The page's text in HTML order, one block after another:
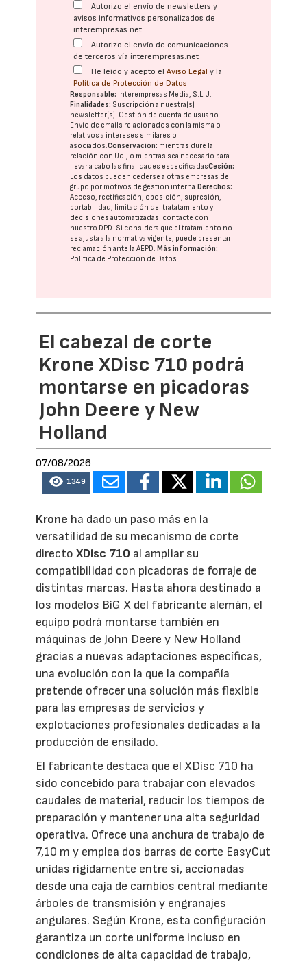
Autorizo el envío de newsletters y
avisos informativos personalizados de
interempresas.net
Autorizo el envío de comunicaciones
de terceros vía interempresas.net
He leído y acepto elAviso Legal y la
Política de Protección de Datos
Responsable: Interempresas Media, S.L.U.
Finalidades: Suscripción a nuestra(s)
newsletter(s). Gestión de cuenta de usuario.
Envío de emails relacionados con la misma o
relativos a intereses similares o
asociados.Conservación: mientras dure la
relación con Ud., o mientras sea necesario para
llevar a cabo las finalidades especificadasCesión:
Los datos pueden cederse a otras empresas del
grupo por motivos de gestión interna.Derechos:
Acceso, rectificación, oposición, supresión,
portabilidad, limitación del tratatamiento y
decisiones automatizadas: contacte con
nuestro DPD. Si considera que el tratamiento no
se ajusta a la normativa vigente, puede presentar
reclamación ante laAEPD.Más información:
Política de Protección de Datos
El cabezal de corte
Krone XDisc 710 podrá
montarse en picadoras
John Deere y New
Holland
07/08/2026
1349
Krone ha dado un paso más en la
versatilidad de su mecanismo de corte
directoXDisc 710 al ampliar su
compatibilidad con picadoras de forraje de
distintas marcas. Hasta ahora destinado a
los modelos BiG X del fabricante alemán, el
equipo podrá montarse también en
máquinas de John Deere y New Holland
gracias a nuevas adaptaciones específicas,
una evolución con la que la compañía
pretende ofrecer una solución más flexible
para las empresas de servicios y
explotaciones profesionales dedicadas a la
producción de ensilado.
El fabricante destaca que el XDisc 710 ha
sido concebido para trabajar con elevados
caudales de material, reducir los tiempos de
preparación y mantener una alta seguridad
operativa. Ofrece una anchura de trabajo de
7,10 m y emplea dos barras de corte EasyCut
unidas rígidamente entre sí, accionadas
desde una caja de cambios central mediante
árboles de transmisión y engranajes
angulares. Según Krone, esta configuración
garantiza un corte uniforme incluso en
condiciones de alta capacidad de trabajo,